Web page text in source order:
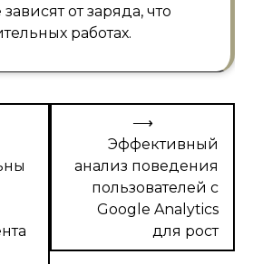
от заряда, что
работах.
Эффективный
анализ поведения
пользователей с
Google Analytics
для рост
⟶